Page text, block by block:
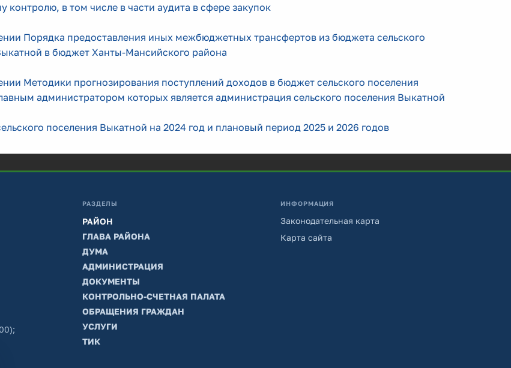
контролю, в том числе в части аудита в сфере закупок
Порядка предоставления иных межбюджетных трансфертов из бюджета сельского
в бюджет Ханты-Мансийского района
Методики прогнозирования поступлений доходов в бюджет сельского поселения
администратором которых является администрация сельского поселения Выкатной
поселения Выкатной на 2024 год и плановый период 2025 и 2026 годов
РАЗДЕЛЫ
РАЙОН
ГЛАВА РАЙОНА
ДУМА
АДМИНИСТРАЦИЯ
ДОКУМЕНТЫ
КОНТРОЛЬНО-СЧЕТНАЯ ПАЛАТА
ОБРАЩЕНИЯ ГРАЖДАН
УСЛУГИ
ТИК
ИНФОРМАЦИЯ
Законодательная карта
Карта сайта